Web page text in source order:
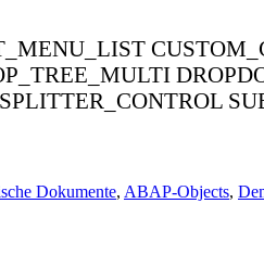
Dokumente, ABAP-Objects,